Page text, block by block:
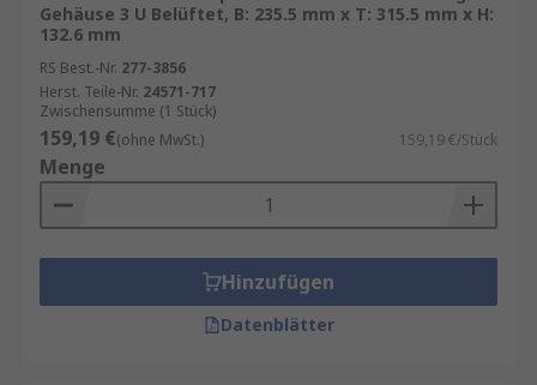
Gehäuse 3 U Belüftet, B: 235.5 mm x T: 315.5 mm x H:
132.6 mm
RS Best.-Nr. 277-3856
Herst. Teile-Nr. 24571-717
Zwischensumme (1 Stück)
159,19 €(ohne MwSt.) 159,19 €/Stück
Menge
Hinzufügen
Datenblätter